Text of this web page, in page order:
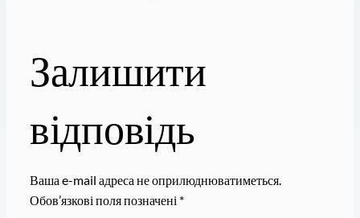
Залишити
відповідь
Ваша e-mail адреса не оприлюднюватиметься.
Обов’язкові поля позначені *